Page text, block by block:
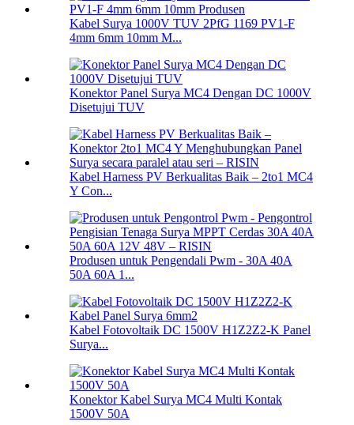
Kabel Surya 1000V TUV 2PfG 1169 PV1-F
4mm 6mm 10mm M...
Konektor Panel Surya MC4 Dengan DC 1000V
Disetujui TUV
Kabel Harness PV Berkualitas Baik – 2to1 MC4
Y Con...
Produsen untuk Pengendali Pwm - 30A 40A
50A 60A 1...
Kabel Fotovoltaik DC 1500V H1Z2Z2-K Panel
Surya...
Konektor Kabel Surya MC4 Multi Kontak
1500V 50A